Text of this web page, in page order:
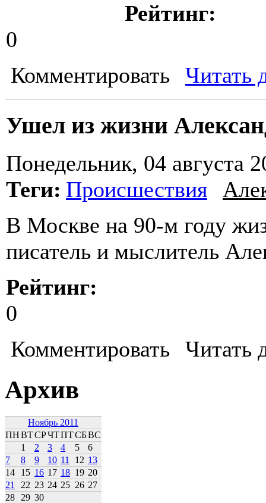
Рейтинг:
0
Комментировать
Читать
Ушел из жизни
Понедельник, 04 августа
Теги: Происшествия
В Москве на 90-м году
писатель и мыслитель
Рейтинг:
0
Комментировать
Читать
Архив
Ноябрь 2011
ПНВТСРЧТПТСБВС
1
2 3 4 5
6
7
8 9 10 11 12 13
14
15 16 17 18 19 20
21
22 23 24 25 26 27
28
29 30